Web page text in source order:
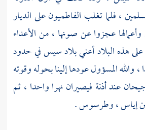
، فلما تغلب الفاطميونعلىالديار
وأعمالها عجزوا عن صونها ، من الأعداء
على هذه البلاد أعنيبلاد سيسفي حدود
، والله المسؤول عودها إلينا بحوله وقوته
عندأذنة فيصيران نهرا واحدا ، ثم
إياس،وطرسوس.